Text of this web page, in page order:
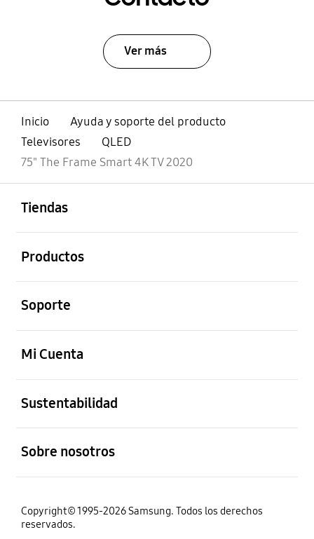
Ver más
Inicio
Ayuda y soporte del producto
Televisores
QLED
75" The Frame Smart 4K TV 2020
Tiendas
Productos
Soporte
Mi Cuenta
Sustentabilidad
Sobre nosotros
Copyright© 1995-2026 Samsung. Todos los derechos
reservados.